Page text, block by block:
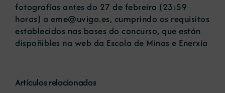
fotografías antes do 27 de febreiro (23:59
horas) a eme@uvigo.es, cumprindo os requisitos
establecidos nas bases do concurso, que están
dispoñibles na web da Escola de Minas e Enerxía
Artículos relacionados